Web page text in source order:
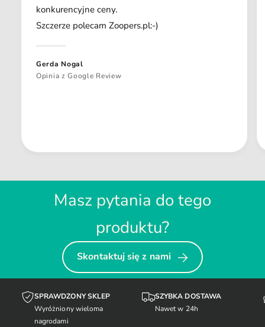
konkurencyjne ceny.
Szczerze polecam Zoopers.pl:-)
Gerda Nogal
Opinia z Google Review
Masz pytania do tego
produktu?
Skontaktuj się z nami
SPRAWDZONY SKLEP
Wyróżniony wieloma
nagrodami
SZYBKA DOSTAWA
Nawet w 24h